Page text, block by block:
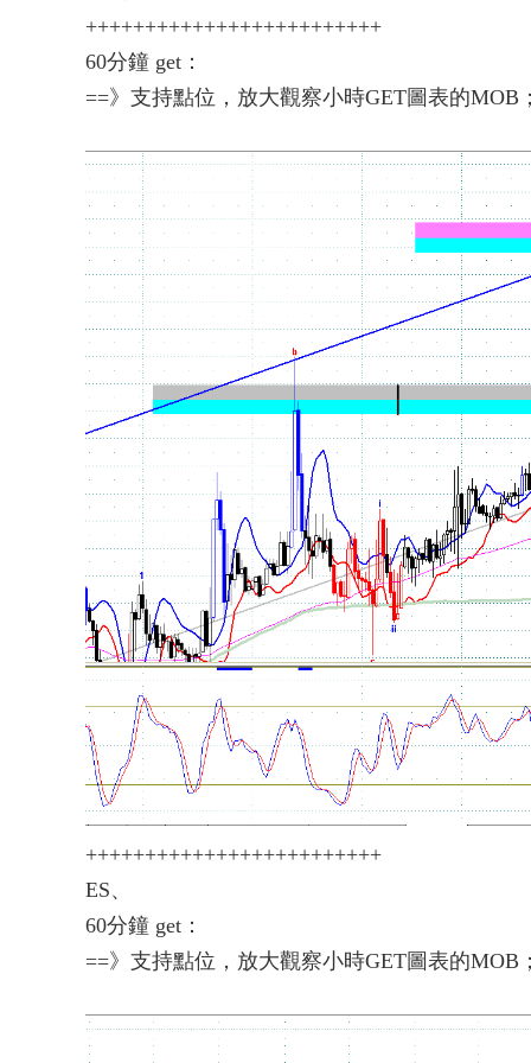
+++++++++++++++++++++++++
60分鐘 get：
==》支持點位，放大觀察小時GET圖表的MOB
+++++++++++++++++++++++++
ES、
60分鐘 get：
==》支持點位，放大觀察小時GET圖表的MOB